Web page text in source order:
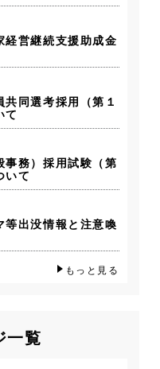
経営継続支援助成金
同選考採用（第１
て
務）採用試験（第
いて
等出没情報と注意喚
もっと見る
一覧